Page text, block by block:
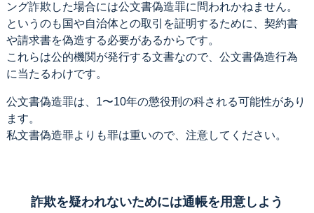
ング詐欺した場合には公文書偽造罪に問われかねません。
というのも国や自治体との取引を証明するために、契約書
や請求書を偽造する必要があるからです。
これらは公的機関が発行する文書なので、公文書偽造行為
に当たるわけです。
公文書偽造罪は、1〜10年の懲役刑の科される可能性があり
ます。
私文書偽造罪よりも罪は重いので、注意してください。
詐欺を疑われないためには通帳を用意しよう